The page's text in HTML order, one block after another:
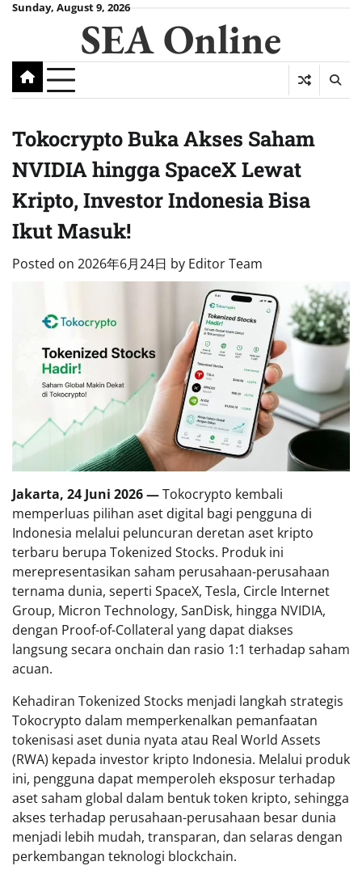
SkipSunday, August 9, 2026
SEA Online
Tokocrypto Buka Akses Saham
NVIDIA hingga SpaceX Lewat
Kripto, Investor Indonesia Bisa
Ikut Masuk!
Posted on 2026年6月24日 by Editor Team
Jakarta, 24 Juni 2026 —Tokocrypto kembali
memperluas pilihan aset digital bagi pengguna di
Indonesia melalui peluncuran deretan aset kripto
terbaru berupa Tokenized Stocks. Produk ini
merepresentasikan saham perusahaan-perusahaan
ternama dunia, seperti SpaceX, Tesla, Circle Internet
Group, Micron Technology, SanDisk, hingga NVIDIA,
dengan Proof-of-Collateral yang dapat diakses
langsung secara onchain dan rasio 1:1 terhadap saham
acuan.
Kehadiran Tokenized Stocks menjadi langkah strategis
Tokocrypto dalam memperkenalkan pemanfaatan
tokenisasi aset dunia nyata atau Real World Assets
(RWA) kepada investor kripto Indonesia. Melalui produk
ini, pengguna dapat memperoleh eksposur terhadap
aset saham global dalam bentuk token kripto, sehingga
akses terhadap perusahaan-perusahaan besar dunia
menjadi lebih mudah, transparan, dan selaras dengan
perkembangan teknologi blockchain.